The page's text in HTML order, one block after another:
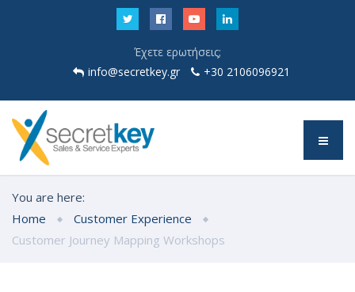
Έχετε ερωτήσεις;
info@secretkey.gr
+30 2106096921
You are here:
Home
Customer Experience
Customer Journey Mapping Workshops